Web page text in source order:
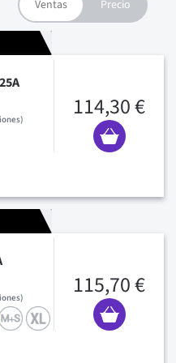
114,30 €
115,70 €